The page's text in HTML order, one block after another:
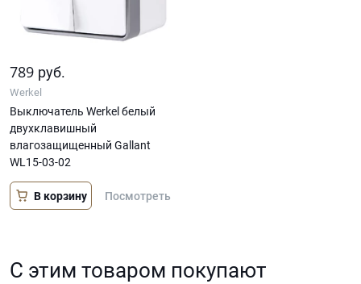
789 руб.
Werkel
Выключатель Werkel белый
двухклавишный
влагозащищенный Gallant
WL15-03-02
В корзину Посмотреть
С этим товаром покупают